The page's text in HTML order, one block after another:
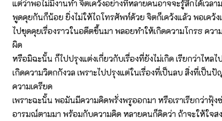
แต่ว่าพอไม่มีงานทำ จิตเคว้งอย่างที่หลายคนอาจจะรู้สึกได้เวลา
พูดคุยกันก็น้อย ยิ่งไม่ให้ไถโทรศัพท์ด้วย จิตก็เคว้งแล้ว พอเคว้
ไปขุดคุยเรื่องราวในอดีตขึ้นมา พลอยทำให้เกิดความโกรธ ควา
ผิด
หรือมิฉะนั้น ก็ไปปรุงแต่งเกี่ยวกับเรื่องที่ยังไม่เกิด เรียกว่าไหล
เกิดความวิตกกังวล เพราะไปปรุงแต่ในเรื่องที่เป็นลบ สิ่งที่เป็น
ความเครียด
เพราะฉะนั้น พอมันมีความคิดพรั่งพรูออกมา หรือเราเรียกว่าฟุ้ง
อารมณ์ตามมา พร้อมกับความคิด หลายคนก็คิดว่า ถ้าจะให้ใจส